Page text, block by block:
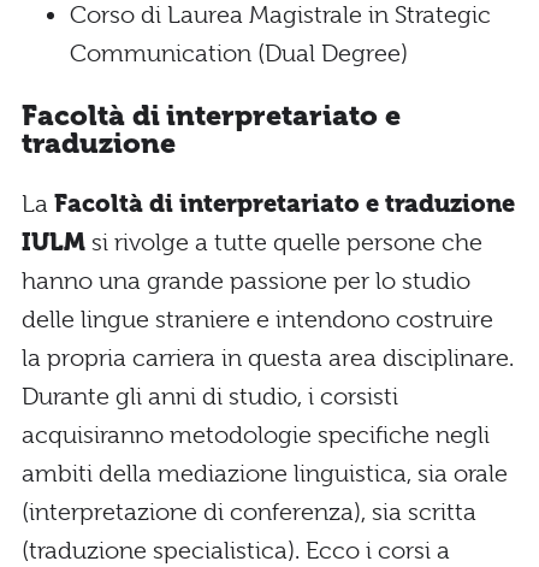
Corso di Laurea Magistrale in Strategic
Communication (Dual Degree)
Facoltà di interpretariato e
traduzione
La Facoltà di interpretariato e traduzione
IULM si rivolge a tutte quelle persone che
hanno una grande passione per lo studio
delle lingue straniere e intendono costruire
la propria carriera in questa area disciplinare.
Durante gli anni di studio, i corsisti
acquisiranno metodologie specifiche negli
ambiti della mediazione linguistica, sia orale
(interpretazione di conferenza), sia scritta
(traduzione specialistica). Ecco i corsi a